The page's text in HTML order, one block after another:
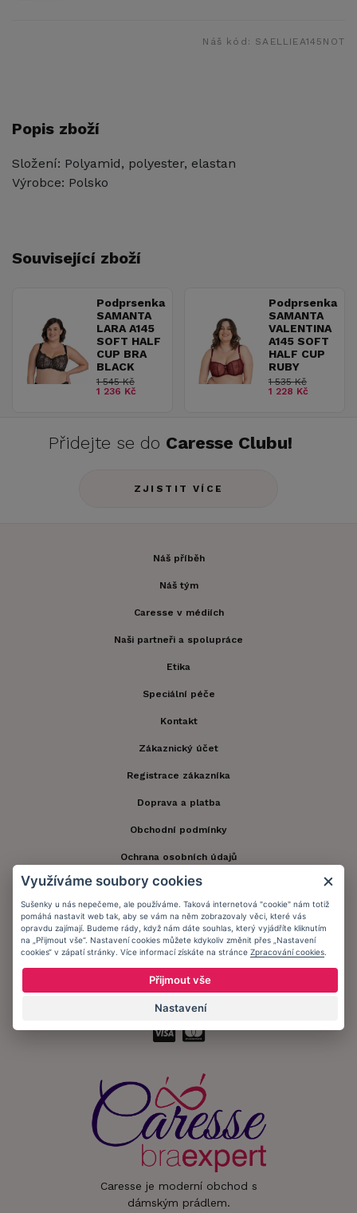
Náš kód: SAELLIEA145NOT
Popis zboží
Složení: Polyamid, polyester, elastan
Výrobce: Polsko
Související zboží
Podprsenka
SAMANTA
LARA A145
SOFT HALF
CUP BRA
BLACK
1 545 Kč
1 236 Kč
Podprsenka
SAMANTA
VALENTINA
A145 SOFT
HALF CUP
RUBY
1 535 Kč
1 228 Kč
Přidejte se do Caresse Clubu!
ZJISTIT VÍCE
Caresse je moderní obchod s
dámským prádlem.
Náš příběh
Náš tým
Caresse v médiích
Naši partneři a spolupráce
Etika
Speciální péče
Kontakt
Zákaznický účet
Registrace zákazníka
Doprava a platba
Obchodní podmínky
Ochrana osobních údajů
Informační memorandum
Zůstaňte s námi v kontaktu.
Přijímáme platby:
Využíváme soubory cookies
Sušenky u nás nepečeme, ale používáme. Taková internetová "cookie" nám totiž
pomáhá nastavit web tak, aby se vám na něm zobrazovaly věci, které vás
opravdu zajímají. Budeme rády, když nám dáte souhlas, který vyjádříte kliknutím
na „Přijmout vše“. Nastavení cookies můžete kdykoliv změnit přes „Nastavení
cookies“ v zápatí stránky. Více informací získáte na stránce Zpracování cookies
Přijmout vše
Nastavení